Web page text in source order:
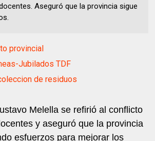
Aseguró que la provincia sigue
provincial
Jubilados TDF
de residuos
Melella se refirió al conflicto
y aseguró que la provincia
esfuerzos para mejorar los